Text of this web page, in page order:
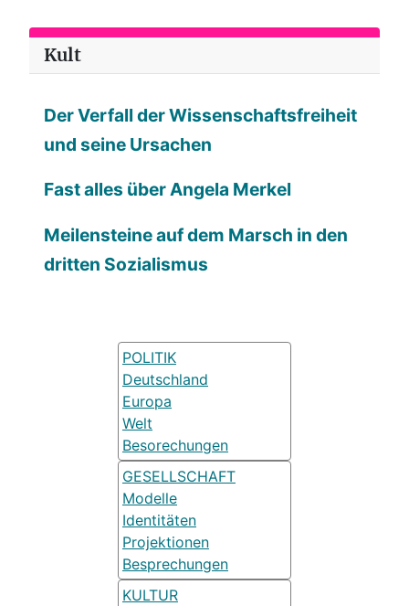
Kult
Der Verfall der Wissenschaftsfreiheit
und seine Ursachen
Fast alles über Angela Merkel
Meilensteine auf dem Marsch in den
dritten Sozialismus
POLITIK
Deutschland
Europa
Welt
Besorechungen
GESELLSCHAFT
Modelle
Identitäten
Projektionen
Besprechungen
KULTUR